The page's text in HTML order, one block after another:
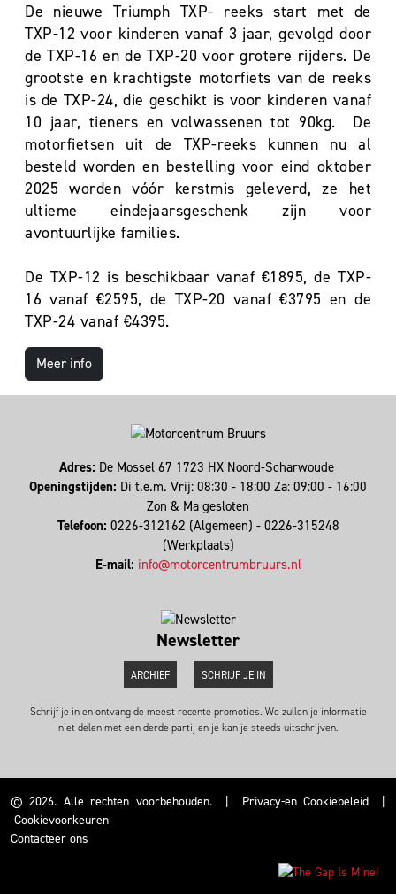
De nieuwe Triumph TXP- reeks start met de
TXP-12 voor kinderen vanaf 3 jaar, gevolgd door
de TXP-16 en de TXP-20 voor grotere rijders. De
grootste en krachtigste motorfiets van de reeks
is de TXP-24, die geschikt is voor kinderen vanaf
10 jaar, tieners en volwassenen tot 90kg. De
motorfietsen uit de TXP-reeks kunnen nu al
besteld worden en bestelling voor eind oktober
2025 worden vóór kerstmis geleverd, ze het
ultieme eindejaarsgeschenk zijn voor
avontuurlijke families.
De TXP-12 is beschikbaar vanaf €1895, de TXP-
16 vanaf €2595, de TXP-20 vanaf €3795 en de
TXP-24 vanaf €4395.
Meer info
Adres: De Mossel 67 1723 HX Noord-Scharwoude
Openingstijden: Di t.e.m. Vrij: 08:30 - 18:00 Za: 09:00 - 16:00
Zon & Ma gesloten
Telefoon: 0226-312162 (Algemeen) - 0226-315248
(Werkplaats)
E-mail: info@motorcentrumbruurs.nl
Newsletter
ARCHIEF SCHRIJF JE IN
Schrijf je in en ontvang de meest recente promoties. We zullen je informatie
niet delen met een derde partij en je kan je steeds uitschrijven.
© 2026. Alle rechten voorbehouden. | Privacy-en Cookiebeleid
|
Cookievoorkeuren
Contacteer ons